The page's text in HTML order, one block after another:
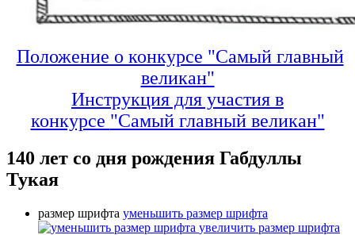
Положение о конкурсе "Самый главный
великан"
Инструкция для участия в
конкурсе "Самый главный великан"
140 лет со дня рождения Габдуллы
Тукая
размер шрифта уменьшить размер шрифта
увеличить размер шрифта